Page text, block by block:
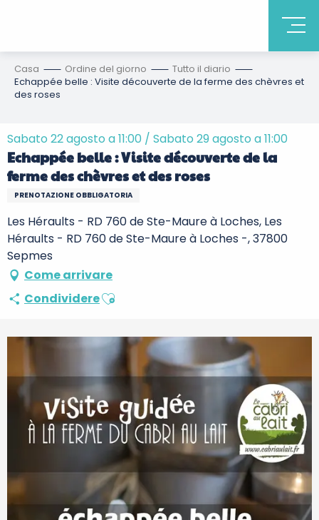
Casa Ordine del giorno
Tutto il diario
Echappée belle : Visite découverte de la ferme des chèvres et
des roses
Sabato 22 agosto a 11:00 / Sabato 29 agosto a 11:00
Echappée belle : Visite découverte de la
ferme des chèvres et des roses
PRENOTAZIONE OBBLIGATORIA
Les Héraults - RD 760 de Ste-Maure à Loches, Les
Héraults - RD 760 de Ste-Maure à Loches -, 37800
Sepmes
Come arrivare
CondividereAjouter aux favoris